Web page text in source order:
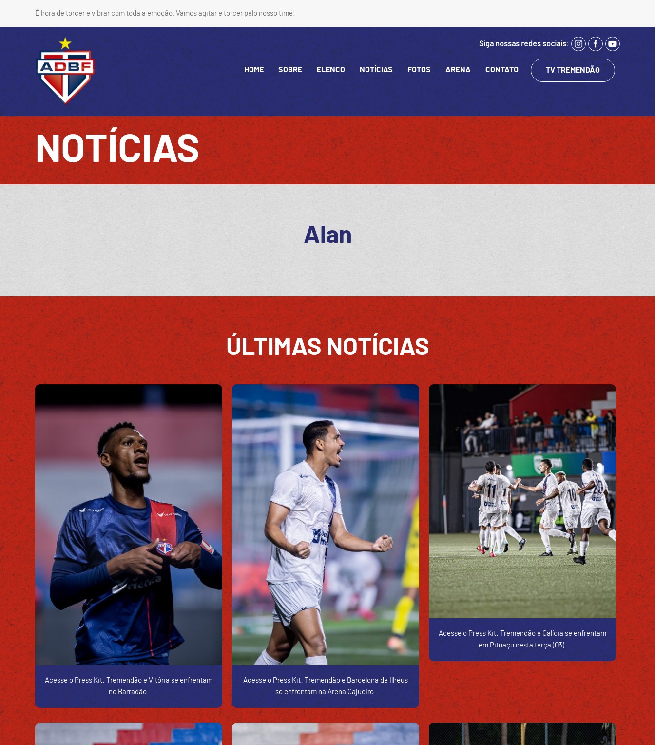
É hora de torcer e vibrar com toda a emoção. Vamos agitar e torcer pelo nosso time!
Siga nossas redes sociais:
HOME SOBRE ELENCO NOTÍCIAS FOTOS ARENA CONTATO TV TREMENDÃO
NOTÍCIAS
Alan
ÚLTIMAS NOTÍCIAS
Acesse o Press Kit: Tremendão e Vitória se enfrentam
no Barradão.
Acesse o Press Kit: Tremendão e Barcelona de Ilhéus
se enfrentam na Arena Cajueiro.
Acesse o Press Kit: Tremendão e Galícia se enfrentam
em Pituaçu nesta terça (03).